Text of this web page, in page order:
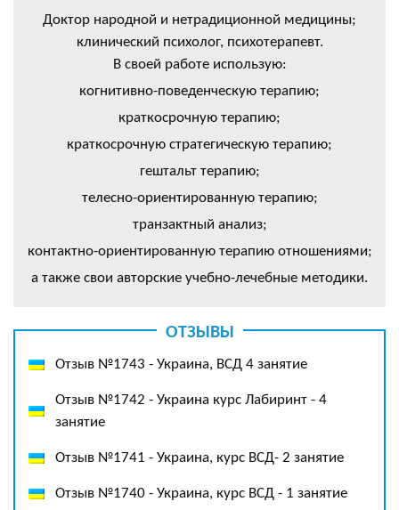
Доктор народной и нетрадиционной медицины;
клинический психолог, психотерапевт.
В своей работе использую:
когнитивно-поведенческую терапию;
краткосрочную терапию;
краткосрочную стратегическую терапию;
гештальт терапию;
телесно-ориентированную терапию;
транзактный анализ;
контактно-ориентированную терапию отношениями;
а также свои авторские учебно-лечебные методики.
ОТЗЫВЫ
Отзыв №1743 - Украина, ВСД 4 занятие
Отзыв №1742 - Украина курс Лабиринт - 4
занятие
Отзыв №1741 - Украина, курс ВСД- 2 занятие
Отзыв №1740 - Украина, курс ВСД - 1 занятие